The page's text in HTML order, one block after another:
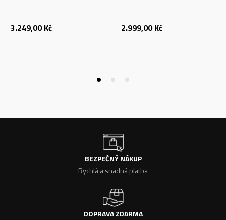
3.249,00 Kč 2.999,00 Kč
BEZPEČNÝ NÁKUP
Rychlá a snadná platba
DOPRAVA ZDARMA